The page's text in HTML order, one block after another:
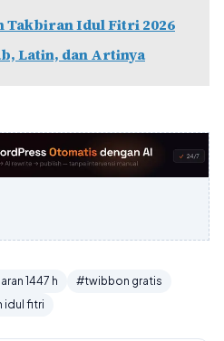
Takbiran Idul Fitri 2026
Latin, dan Artinya
1447 h
#twibbon gratis
idul fitri